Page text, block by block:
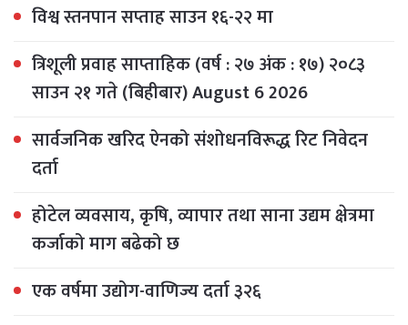
विश्व स्तनपान सप्ताह साउन १६-२२ मा
त्रिशूली प्रवाह साप्ताहिक (वर्ष : २७ अंक : १७) २०८३
साउन २१ गते (बिहीबार) August 6 2026
सार्वजनिक खरिद ऐनको संशोधनविरूद्ध रिट निवेदन
दर्ता
होटेल व्यवसाय, कृषि, व्यापार तथा साना उद्यम क्षेत्रमा
कर्जाको माग बढेको छ
एक वर्षमा उद्योग-वाणिज्य दर्ता ३२६